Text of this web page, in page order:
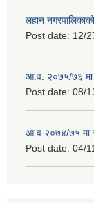
लहान
Post date: 12/
आ.व. २०७५/७६ मा
Post date: 08/
आ.व २०७४/७५ मा
Post date: 04/